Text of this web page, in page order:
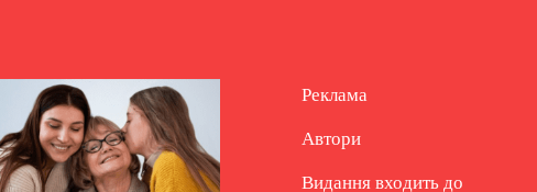
Реклама
Автори
Видання входить до